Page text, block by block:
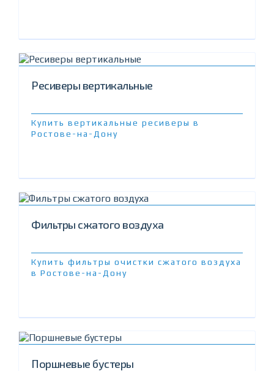
Ресиверы вертикальные
Купить вертикальные ресиверы в
Ростове-на-Дону
Фильтры сжатого воздуха
Купить фильтры очистки сжатого воздуха
в Ростове-на-Дону
Поршневые бустеры